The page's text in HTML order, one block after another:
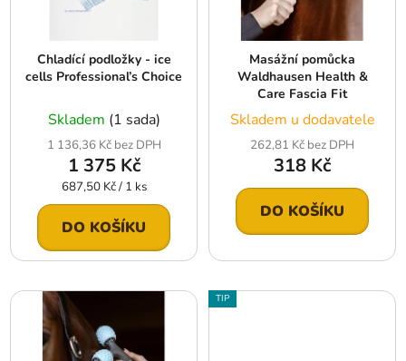
Chladící podložky - ice
cells Professional’s Choice
Skladem (1 sada)
1 136,36 Kč bez DPH
1 375 Kč
Měrná
cena:
687,50 Kč / 1 ks
DO KOŠÍKU
Masážní pomůcka
Waldhausen Health &
Care Fascia Fit
Skladem u dodavatele
262,81 Kč bez DPH
318 Kč
DO KOŠÍKU
TIP